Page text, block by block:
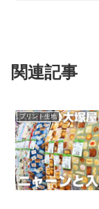
関連記事
プリント生地